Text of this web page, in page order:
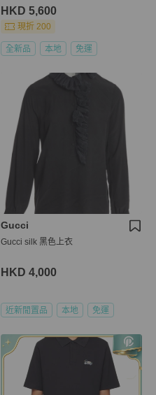
HKD 5,600
現折 200
全新品 本地 免運
Gucci
Gucci silk 黑色上衣
HKD 4,000
近新閒置品 本地 免運